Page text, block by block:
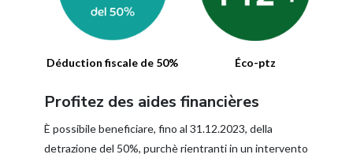
Déduction fiscale de 50% Éco-ptz
Profitez des aides financières
È possibile beneficiare, fino al 31.12.2023, della
detrazione del 50%, purchè rientranti in un intervento